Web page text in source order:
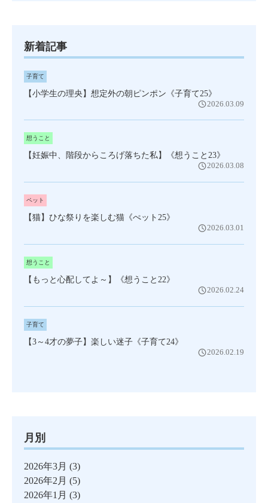
新着記事
子育て
【小学生の理央】想定外の朝ピンポン《子育て25》
2026.03.09
想うこと
【妊娠中、階段からころげ落ちた私】《想うこと23》
2026.03.08
ペット
【猫】ひな祭りを楽しむ猫《ぺット25》
2026.03.01
想うこと
【もっと心配してよ～】《想うこと22》
2026.02.24
子育て
【3～4才の夢子】楽しい迷子《子育て24》
2026.02.19
月別
2026年3月 (3)
2026年2月 (5)
2026年1月 (3)